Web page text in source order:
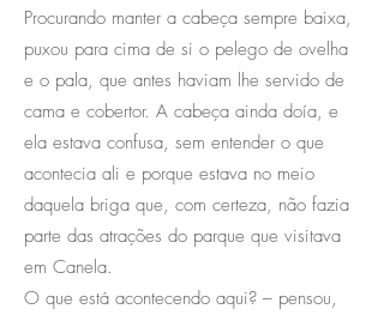
Procurando manter a cabeça sempre baixa,
puxou para cima de si o pelego de ovelha
e o pala, que antes haviam lhe servido de
cama e cobertor. A cabeça ainda doía, e
ela estava confusa, sem entender o que
acontecia ali e porque estava no meio
daquela briga que, com certeza, não fazia
parte das atrações do parque que visitava
em Canela.
O que está acontecendo aqui? – pensou,